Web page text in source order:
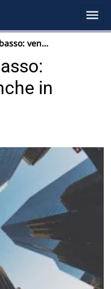
ven…
in